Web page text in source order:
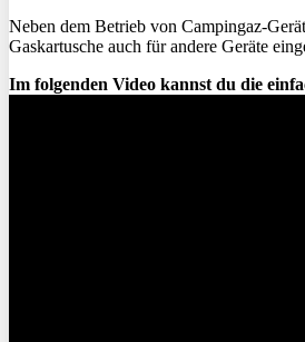
Neben dem Betrieb von Campingaz-
Gaskartusche auch für andere Geräte
Im folgenden Video kannst du die